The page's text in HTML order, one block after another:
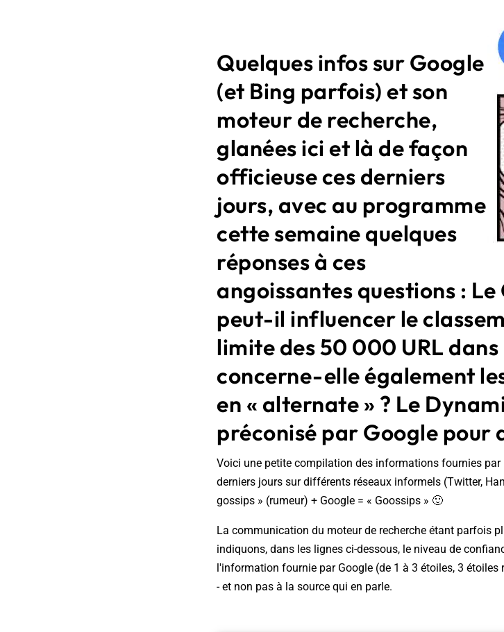
Quelques infos sur Google
(et Bing parfois) et son
moteur de recherche,
glanées ici et là de façon
officieuse ces derniers
jours, avec au programme
cette semaine quelques
réponses à ces
angoissantes questions : Le
peut-il influencer le
limite des 50 000 URL
concerne-elle également
en « alternate » ? Le
préconisé par Google pour
Voici une petite compilation des informations fournies par
derniers jours sur différents réseaux informels (Twitter,
gossips » (rumeur) + Google = « Goossips » 🙂
La communication du moteur de recherche étant parfois
indiquons, dans les lignes ci-dessous, le niveau de
l'information fournie par Google (de 1 à 3 étoiles, 3
- et non pas à la source qui en parle.